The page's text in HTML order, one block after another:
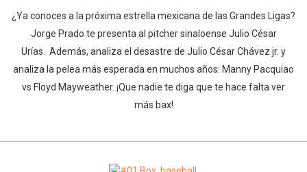
¿Ya conoces a la próxima estrella mexicana de las Grandes Ligas?
Jorge Prado te presenta al pitcher sinaloense Julio César
Urías. Además, analiza el desastre de Julio César Chávez jr. y
analiza la pelea más esperada en muchos años: Manny Pacquiao
vs Floyd Mayweather. ¡Que nadie te diga que te hace falta ver
más bax!